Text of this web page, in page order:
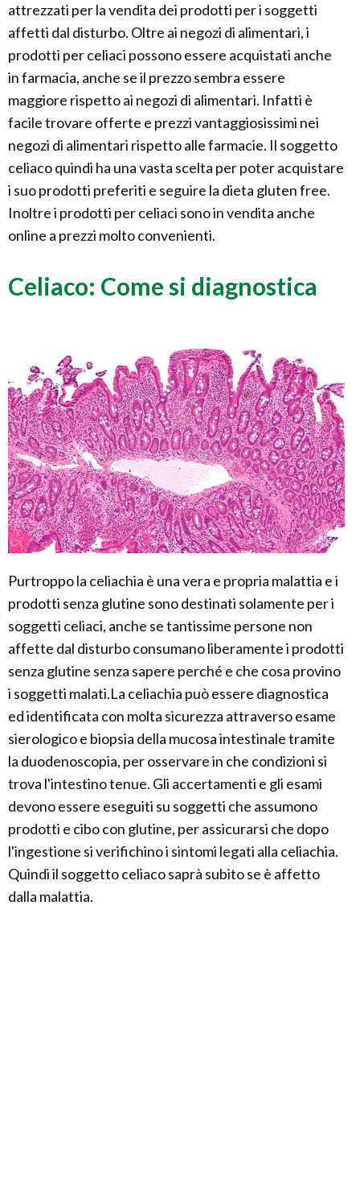
attrezzati per la vendita dei prodotti per i soggetti
affetti dal disturbo. Oltre ai negozi di alimentari, i
prodotti per celiaci possono essere acquistati anche
in farmacia, anche se il prezzo sembra essere
maggiore rispetto ai negozi di alimentari. Infatti è
facile trovare offerte e prezzi vantaggiosissimi nei
negozi di alimentari rispetto alle farmacie. Il soggetto
celiaco quindi ha una vasta scelta per poter acquistare
i suo prodotti preferiti e seguire la dieta gluten free.
Inoltre i prodotti per celiaci sono in vendita anche
online a prezzi molto convenienti.
Celiaco: Come si diagnostica
Purtroppo la celiachia è una vera e propria malattia e i
prodotti senza glutine sono destinati solamente per i
soggetti celiaci, anche se tantissime persone non
affette dal disturbo consumano liberamente i prodotti
senza glutine senza sapere perché e che cosa provino
i soggetti malati.La celiachia può essere diagnostica
ed identificata con molta sicurezza attraverso esame
sierologico e biopsia della mucosa intestinale tramite
la duodenoscopia, per osservare in che condizioni si
trova l'intestino tenue. Gli accertamenti e gli esami
devono essere eseguiti su soggetti che assumono
prodotti e cibo con glutine, per assicurarsi che dopo
l'ingestione si verifichino i sintomi legati alla celiachia.
Quindi il soggetto celiaco saprà subito se è affetto
dalla malattia.